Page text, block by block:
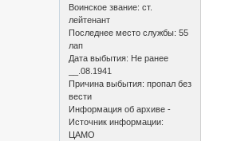
Воинское звание: ст.
лейтенант
Последнее место службы: 55
лап
Дата выбытия: Не ранее
__.08.1941
Причина выбытия: пропал без
вести
Информация об архиве -
Источник информации:
ЦАМО